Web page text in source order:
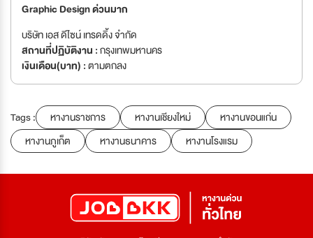
Graphic Design ด่วนมาก
บริษัท เอส ดีไซน์ เทรดดิ้ง จำกัด
สถานที่ปฏิบัติงาน :กรุงเทพมหานคร
เงินเดือน(บาท) :ตามตกลง
Tags : หางานราชการ หางานเชียงใหม่
หางานขอนแก่น
หางานภูเก็ต
หางานธนาคาร หางานโรงแรม